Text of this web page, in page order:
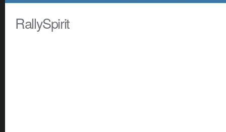
RallySpirit